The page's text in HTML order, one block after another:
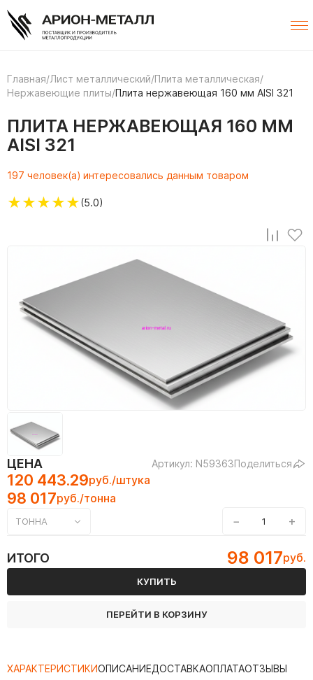
Главная/Лист металлический/Плита металлическая/
Нержавеющие плиты/Плита нержавеющая 160 мм AISI 321
ПЛИТА НЕРЖАВЕЮЩАЯ 160 ММ
AISI 321
197 человек(а) интересовались данным товаром
★★★★★(5.0)
ЦЕНА Артикул: N59363Поделиться
120 443.29руб./штука
98 017руб./тонна
ТОННА − +
ИТОГО 98 017руб.
КУПИТЬ
ПЕРЕЙТИ В КОРЗИНУ
ХАРАКТЕРИСТИКИОПИСАНИЕДОСТАВКАОПЛАТАОТЗЫВЫ